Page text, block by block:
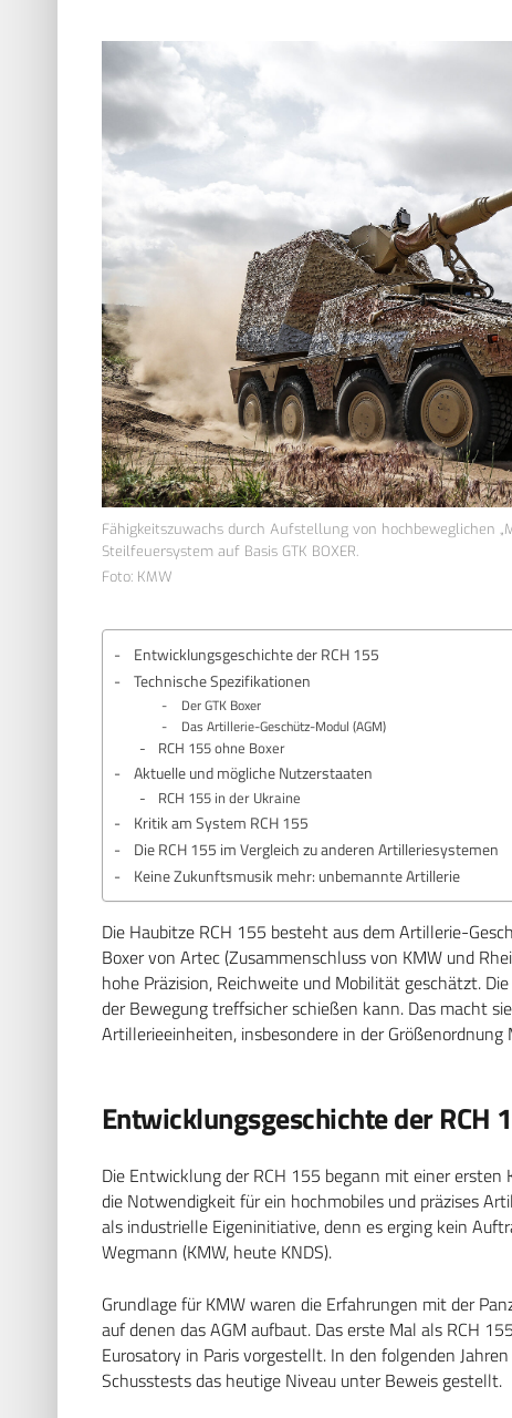
Fähigkeitszuwachs durch Aufstellung von hochbeweglichen
Steilfeuersystem auf Basis GTK BOXER.
Foto: KMW
Entwicklungsgeschichte der RCH 155
Technische Spezifikationen
Der GTK Boxer
Das Artillerie-Geschütz-Modul (AGM)
RCH 155 ohne Boxer
Aktuelle und mögliche Nutzerstaaten
RCH 155 in der Ukraine
Kritik am System RCH 155
Die RCH 155 im Vergleich zu anderen Artilleriesystemen
Keine Zukunftsmusik mehr: unbemannte Artillerie
Die Haubitze RCH 155 besteht aus dem Artillerie-
Boxer von Artec (Zusammenschluss von KMW und
hohe Präzision, Reichweite und Mobilität geschätzt.
der Bewegung treffsicher schießen kann. Das macht
Artillerieeinheiten, insbesondere in der
Entwicklungsgeschichte der RCH
Die Entwicklung der RCH 155 begann mit einer
die Notwendigkeit für ein hochmobiles und präzises
als industrielle Eigeninitiative, denn es erging kein
Wegmann (KMW, heute KNDS).
Grundlage für KMW waren die Erfahrungen mit der
auf denen das AGM aufbaut. Das erste Mal als RCH
Eurosatory in Paris vorgestellt. In den folgenden
Schusstests das heutige Niveau unter Beweis gestellt.